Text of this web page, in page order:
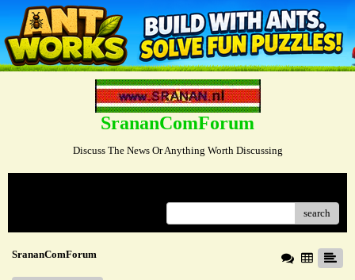
SrananComForum
Discuss The News Or Anything Worth Discussing
search
SrananComForum